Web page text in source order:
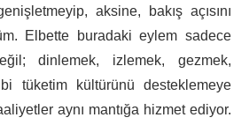
aksine, bakış açısını
Elbette buradaki eylem sadece
dinlemek, izlemek, gezmek,
tüketim kültürünü desteklemeye
aynı mantığa hizmet ediyor.